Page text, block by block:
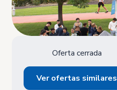
Oferta cerrada
Ver ofertas similares